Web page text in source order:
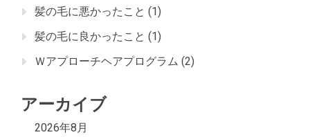
髪の毛に悪かったこと (1)
髪の毛に良かったこと (1)
Ｗアプローチヘアプログラム (2)
アーカイブ
2026年8月